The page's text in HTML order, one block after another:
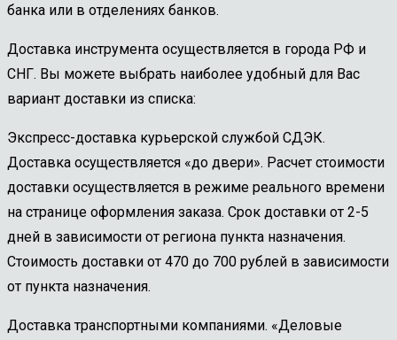
банка или в отделениях банков.
Доставка инструмента осуществляется в города РФ и
СНГ. Вы можете выбрать наиболее удобный для Вас
вариант доставки из списка:
Экспресс-доставка курьерской службой СДЭК.
Доставка осуществляется «до двери». Расчет стоимости
доставки осуществляется в режиме реального времени
на странице оформления заказа. Срок доставки от 2-5
дней в зависимости от региона пункта назначения.
Стоимость доставки от 470 до 700 рублей в зависимости
от пункта назначения.
Доставка транспортными компаниями. «Деловые